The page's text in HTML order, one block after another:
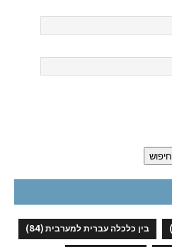
חיפוש
בין כלכלה עברית למערבית(84)